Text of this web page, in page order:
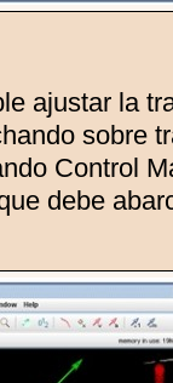
ajustar la
sobre
Control
debe